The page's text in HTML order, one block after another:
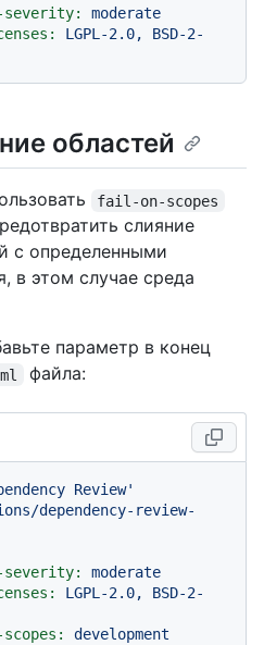
moderate
LGPL-2.0,
BSD-2-
областей
fail-on-scopes
слияние
с определенными
в этом случае среда
параметр в конец
файла:
Review'
dependency-review-
moderate
LGPL-2.0,
BSD-2-
development